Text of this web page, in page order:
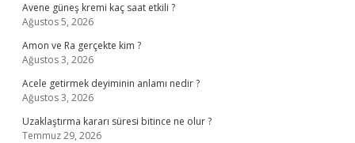
Avene güneş kremi kaç saat etkili ?
Ağustos 5, 2026
Amon ve Ra gerçekte kim ?
Ağustos 3, 2026
Acele getirmek deyiminin anlamı nedir ?
Ağustos 3, 2026
Uzaklaştırma kararı süresi bitince ne olur ?
Temmuz 29, 2026